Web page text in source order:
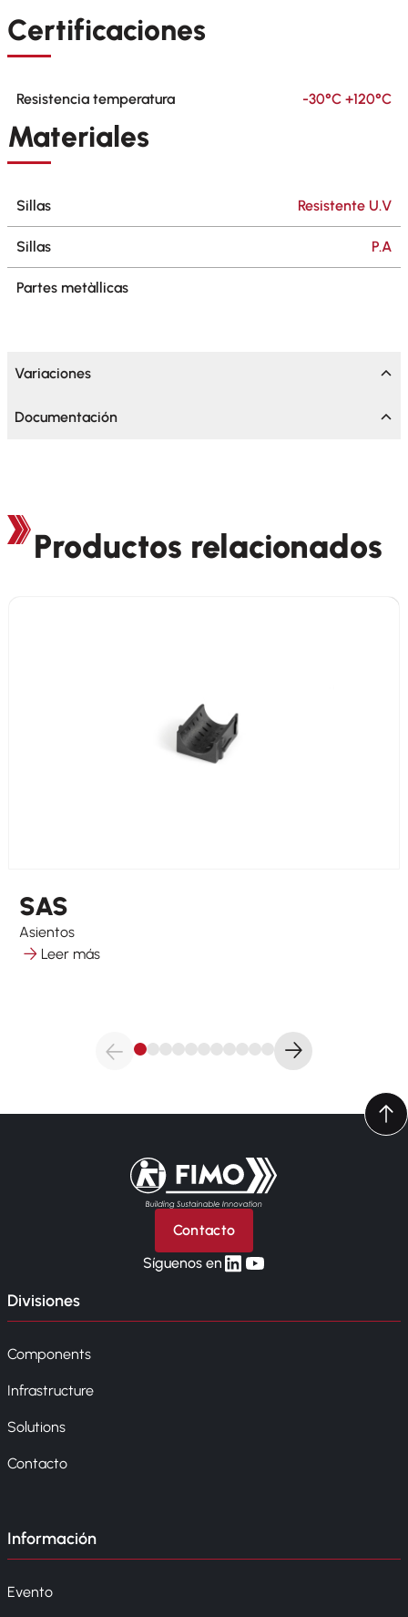
Certificaciones
Resistencia temperatura -30°C +120°C
Materiales
Sillas Resistente U.V
Sillas P.A
Partes metàllicas
Variaciones
Documentación
Productos relacionados
SAS
Asientos
Leer más
Volver a la página principal
Contacto
Síguenos enlinkedin
yt
Divisiones
Components
Infrastructure
Solutions
Contacto
Información
Evento